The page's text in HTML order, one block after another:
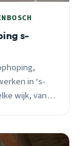
s-
in ‘s-
wijk, van